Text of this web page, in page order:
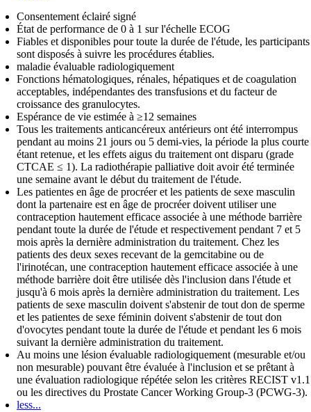
Consentement éclairé signé
État de performance de 0 à 1 sur l'échelle ECOG
Fiables et disponibles pour toute la durée de l'étude, les participants
sont disposés à suivre les procédures établies.
maladie évaluable radiologiquement
Fonctions hématologiques, rénales, hépatiques et de coagulation
acceptables, indépendantes des transfusions et du facteur de
croissance des granulocytes.
Espérance de vie estimée à ≥12 semaines
Tous les traitements anticancéreux antérieurs ont été interrompus
pendant au moins 21 jours ou 5 demi-vies, la période la plus courte
étant retenue, et les effets aigus du traitement ont disparu (grade
CTCAE ≤ 1). La radiothérapie palliative doit avoir été terminée
une semaine avant le début du traitement de l'étude.
Les patientes en âge de procréer et les patients de sexe masculin
dont la partenaire est en âge de procréer doivent utiliser une
contraception hautement efficace associée à une méthode barrière
pendant toute la durée de l'étude et respectivement pendant 7 et 5
mois après la dernière administration du traitement. Chez les
patients des deux sexes recevant de la gemcitabine ou de
l'irinotécan, une contraception hautement efficace associée à une
méthode barrière doit être utilisée dès l'inclusion dans l'étude et
jusqu'à 6 mois après la dernière administration du traitement. Les
patients de sexe masculin doivent s'abstenir de tout don de sperme
et les patientes de sexe féminin doivent s'abstenir de tout don
d'ovocytes pendant toute la durée de l'étude et pendant les 6 mois
suivant la dernière administration du traitement.
Au moins une lésion évaluable radiologiquement (mesurable et/ou
non mesurable) pouvant être évaluée à l'inclusion et se prêtant à
une évaluation radiologique répétée selon les critères RECIST v1.1
ou les directives du Prostate Cancer Working Group-3 (PCWG-3).
less...